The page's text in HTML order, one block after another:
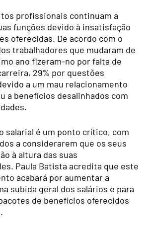
profissionais continuam a
funções devido à insatisfação
oferecidas. De acordo com o
trabalhadores que mudaram de
ano fizeram-no por falta de
29% por questões
a um mau relacionamento
a benefícios desalinhados com
salarial é um ponto crítico, com
a considerarem que os seus
à altura das suas
Paula Batista acredita que este
acabará por aumentar a
subida geral dos salários e para
de benefícios oferecidos